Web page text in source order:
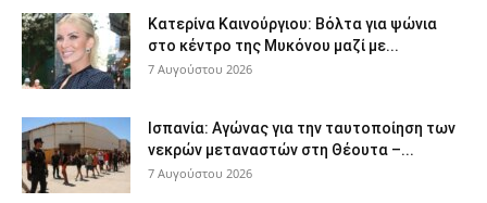
Κατερίνα Καινούργιου: Βόλτα για ψώνια
στο κέντρο της Μυκόνου μαζί με...
7 Αυγούστου 2026
Ισπανία: Αγώνας για την ταυτοποίηση των
νεκρών μεταναστών στη Θέουτα –...
7 Αυγούστου 2026